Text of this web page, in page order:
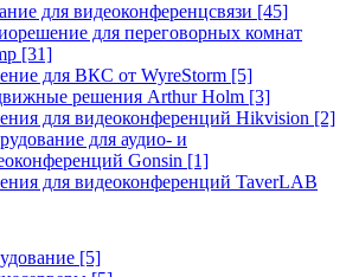
для видеоконференцсвязи [45]
для переговорных комнат
[31]
для ВКС от WyreStorm [5]
решения Arthur Holm [3]
для видеоконференций Hikvision [2]
для аудио- и
Gonsin [1]
для видеоконференций TaverLAB
[5]